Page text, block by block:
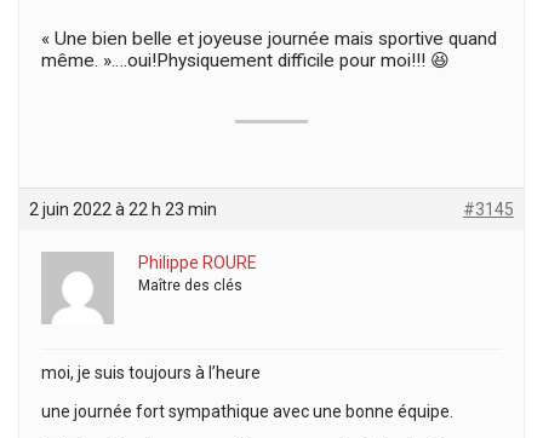
« Une bien belle et joyeuse journée mais sportive quand
même. »….oui!Physiquement difficile pour moi!!! 😆
2 juin 2022 à 22 h 23 min #3145
Philippe ROURE
Maître des clés
moi, je suis toujours à l’heure
une journée fort sympathique avec une bonne équipe.